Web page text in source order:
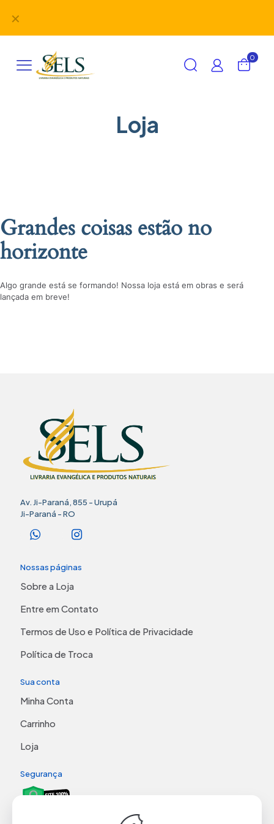
✕
0
Loja
Grandes coisas estão no
horizonte
Algo grande está se formando! Nossa loja está em obras e será
lançada em breve!
Av. Ji-Paraná, 855 - Urupá
Ji-Paraná - RO
Nossas páginas
Sobre a Loja
Entre em Contato
Termos de Uso e Política de Privacidade
Política de Troca
Sua conta
Minha Conta
Carrinho
Loja
Segurança